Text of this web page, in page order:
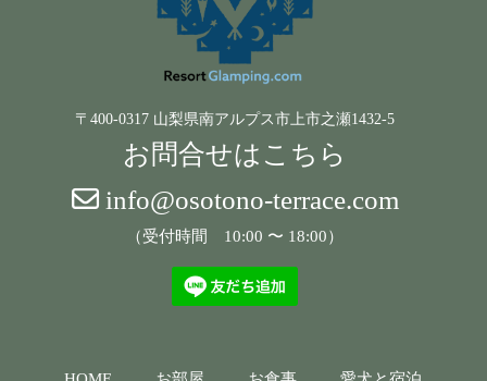
〒400-0317 山梨県南アルプス市上市之瀬1432-5
お問合せはこちら
info@osotono-terrace.com
（受付時間 10:00 〜 18:00）